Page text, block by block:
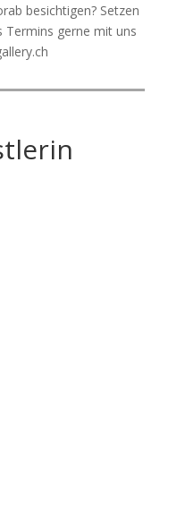
besichtigen? Setzen
Termins gerne mit uns